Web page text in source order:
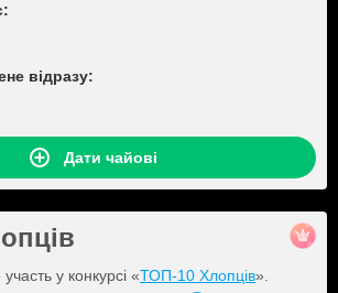
відразу:
Дати чайові
у конкурсі «ТОП-10 Хлопців».